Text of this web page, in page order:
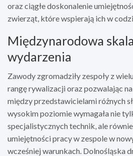
oraz ciągłe doskonalenie
zwierząt, które wspierają ich w
Międzynarodowa
wydarzenia
Zawody zgromadziły zespoły z
rangę rywalizacji oraz pozwalając
między przedstawicielami różnych
wysokim poziomie wymagała nie
specjalistycznych technik, ale
umiejętności pracy w zespole w
wcześniej warunkach. Dolnośląska